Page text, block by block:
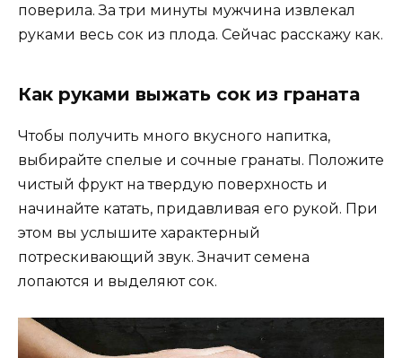
поверила. За три минуты мужчина извлекал
руками весь сок из плода. Сейчас расскажу как.
Как руками выжать сок из граната
Чтобы получить много вкусного напитка,
выбирайте спелые и сочные гранаты. Положите
чистый фрукт на твердую поверхность и
начинайте катать, придавливая его рукой. При
этом вы услышите характерный
потрескивающий звук. Значит семена
лопаются и выделяют сок.